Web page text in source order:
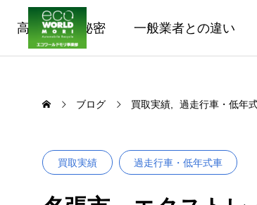
高価買取の秘密 一般業者との違い
ブログ 買取実績 過走行車・低年
買取実績 過走行車・低年式車